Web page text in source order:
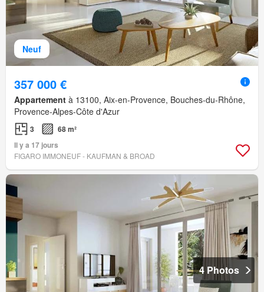
Neuf
357 000 €
Appartement à 13100, Aix-en-Provence, Bouches-du-Rhône,
Provence-Alpes-Côte d'Azur
3
68 m²
Il y a 17 jours
FIGARO IMMONEUF - KAUFMAN & BROAD
4 Photos